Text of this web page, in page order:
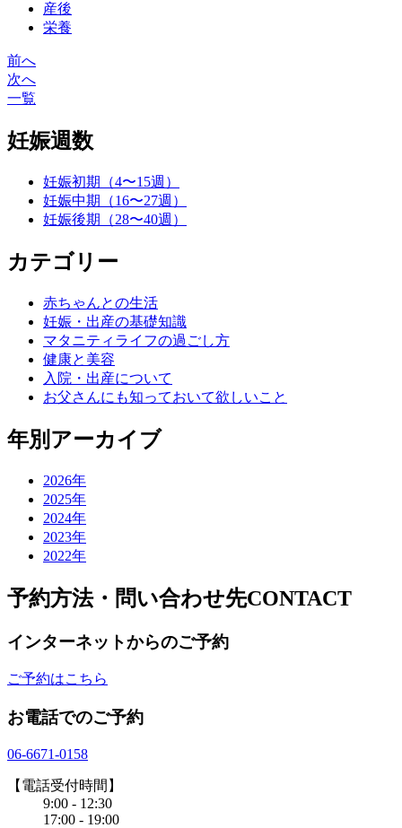
産後
栄養
投
稿
ビ
ョ
前へ
次へ
一覧
妊娠週数
妊娠初期（4〜15週）
妊娠中期（16〜27週）
妊娠後期（28〜40週）
カテゴリー
赤ちゃんとの生活
妊娠・出産の基礎知識
マタニティライフの過ごし方
健康と美容
入院・出産について
お父さんにも知っておいて欲しいこと
年別アーカイブ
2026年
2025年
2024年
2023年
2022年
予約方法・問い合わせ先CONTACT
インターネットからのご予約
ご予約はこちら
お電話でのご予約
06-6671-0158
【電話受付時間】
9:00 - 12:30
17:00 - 19:00